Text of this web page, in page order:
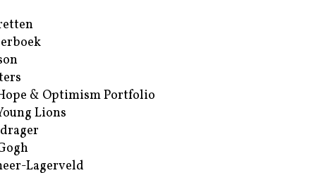
& Optimism Portfolio
Lions
Lagerveld